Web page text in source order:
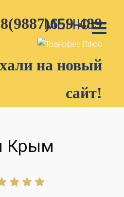
8(9887)659-489
на новый
сайт!
Крым
МЕНЮ